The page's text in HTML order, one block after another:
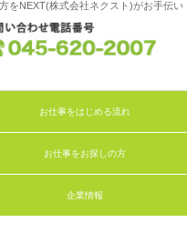
をNEXT(株式会社ネクスト)がお手伝い
お仕事をはじめる流れ
お仕事をお探しの方
企業情報